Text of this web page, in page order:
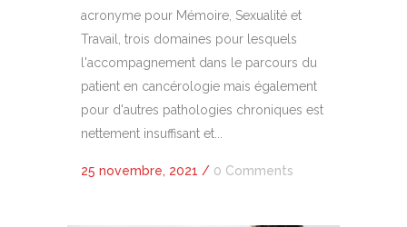
acronyme pour Mémoire, Sexualité et
Travail, trois domaines pour lesquels
l'accompagnement dans le parcours du
patient en cancérologie mais également
pour d'autres pathologies chroniques est
nettement insuffisant et...
25 novembre, 2021 / 0 Comments